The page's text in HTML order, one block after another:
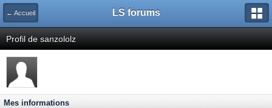
← Accueil LS forums
Profil de sanzololz
Mes informations